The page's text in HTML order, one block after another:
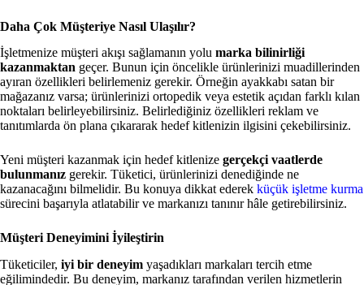
Daha Çok Müşteriye Nasıl Ulaşılır?
İşletmenize müşteri akışı sağlamanın yolu marka bilinirliği
kazanmaktan geçer. Bunun için öncelikle ürünlerinizi muadillerinden
ayıran özellikleri belirlemeniz gerekir. Örneğin ayakkabı satan bir
mağazanız varsa; ürünlerinizi ortopedik veya estetik açıdan farklı kılan
noktaları belirleyebilirsiniz. Belirlediğiniz özellikleri reklam ve
tanıtımlarda ön plana çıkararak hedef kitlenizin ilgisini çekebilirsiniz.
Yeni müşteri kazanmak için hedef kitlenize gerçekçi vaatlerde
bulunmanız gerekir. Tüketici, ürünlerinizi denediğinde ne
kazanacağını bilmelidir. Bu konuya dikkat ederek küçük işletme kurma
sürecini başarıyla atlatabilir ve markanızı tanınır hâle getirebilirsiniz.
Müşteri Deneyimini İyileştirin
Tüketiciler, iyi bir deneyim yaşadıkları markaları tercih etme
eğilimindedir. Bu deneyim, markanız tarafından verilen hizmetlerin